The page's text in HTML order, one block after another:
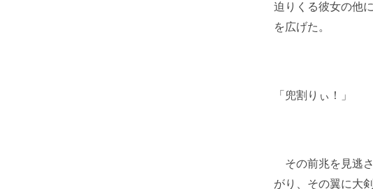
迫りくる彼女の他
を広げた。
「兜割りぃ！」
その前兆を見逃
がり、その翼に大